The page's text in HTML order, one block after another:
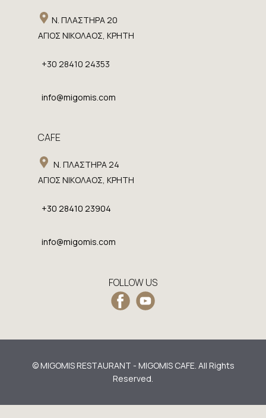
​ Ν. ΠΛΑΣΤΗΡΑ 20
​ΑΓΙΟΣ ΝΙΚΟΛΑΟΣ, ΚΡΗΤΗ
+30 28410 24353
info@migomis.com
CAFE
​Ν. ΠΛΑΣΤΗΡΑ 24
​ΑΓΙΟΣ ΝΙΚΟΛΑΟΣ, ΚΡΗΤΗ
​+30 28410 23904
info@migomis.com
​FOLLOW US
​© MIGOMIS RESTAURANT - MIGOMIS CAFE. All Rights
Reserved.